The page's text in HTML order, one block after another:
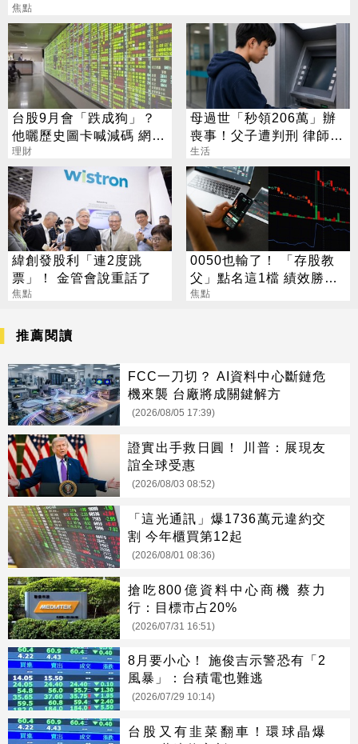
焦點
台股9月會「跌成狗」？
他曬歷史圖卡喊減碼 網看
法兩極
理財
母過世「秒領206萬」辦
喪事！父子遭判刑 律師：
搶錢先下手是罪
生活
緯創發股利「連2度跳
票」！ 金管會說重話了
焦點
0050也輸了！ 「存股教
父」點名這1檔 績效勝出
還更抗跌
焦點
推薦閱讀
FCC一刀切？ AI資料中心斷鏈危
機來襲 台廠將成關鍵解方
(2026/08/05 17:39)
證實出手救日圓！ 川普：展現友
誼全球受惠
(2026/08/03 08:52)
「這光通訊」爆1736萬元違約交
割 今年櫃買第12起
(2026/08/01 08:36)
搶吃800億資料中心商機 蔡力
行：目標市占20%
(2026/07/31 16:51)
8月要小心！ 施俊吉示警恐有「2
風暴」：台積電也難逃
(2026/07/29 10:14)
台股又有韭菜翻車！環球晶爆